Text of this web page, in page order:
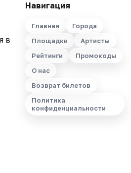
в
Навигация
Главная
Города
Площадки
Артисты
Рейтинги
Промокоды
О нас
Возврат билетов
Политика
конфиденциальности